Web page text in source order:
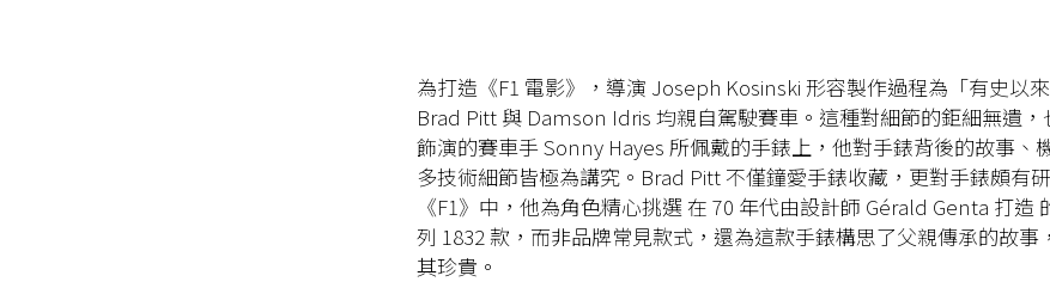
為打造《F1 電影》，導演 Joseph Kosinski 形容製作過程為「有史以
Brad Pitt 與 Damson Idris 均親自駕駛賽車。這種對細節的鉅細無遺，
飾演的賽車手 Sonny Hayes 所佩戴的手錶上，他對手錶背後的故事、
多技術細節皆極為講究。Brad Pitt 不僅鐘愛手錶收藏，更對手錶頗有
《F1》中，他為角色精心挑選 在 70 年代由設計師 Gérald Genta 打造
列 1832 款，而非品牌常見款式，還為這款手錶構思了父親傳承的故事
其珍貴。